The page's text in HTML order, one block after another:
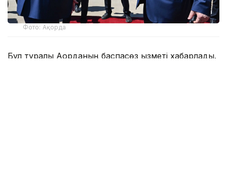
Фото: Ақорда
Бұл туралы Ақорданың баспасөз қызметі хабарлады.